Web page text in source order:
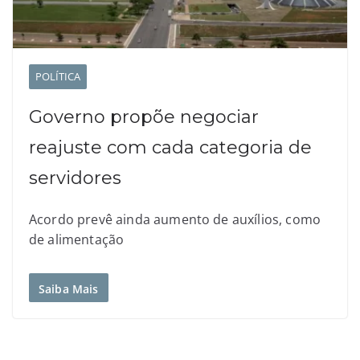
POLÍTICA
Governo propõe negociar
reajuste com cada categoria de
servidores
Acordo prevê ainda aumento de auxílios, como
de alimentação
Saiba Mais